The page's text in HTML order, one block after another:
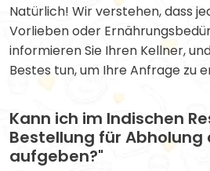
Natürlich! Wir verstehen, dass
Vorlieben oder
informieren Sie Ihren Kellner,
Bestes tun, um Ihre Anfrage zu
Kann ich im Indischen
Bestellung für Abholung
aufgeben?"